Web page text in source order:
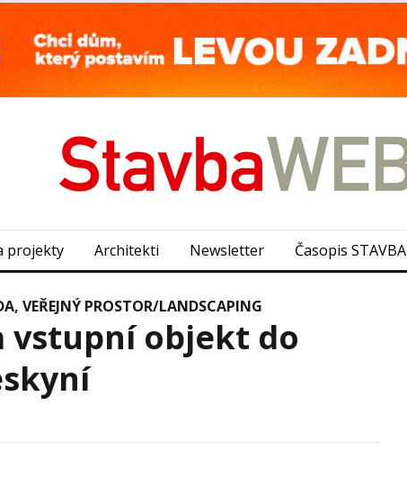
projekty Architekti Newsletter Časopis STAVBA
, VEŘEJNÝ PROSTOR/LANDSCAPING
vstupní objekt do